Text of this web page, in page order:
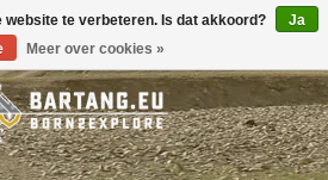
website te verbeteren. Is dat akkoord?
Ja
Meer over cookies »